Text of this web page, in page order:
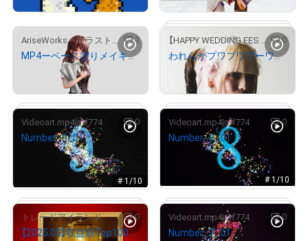
AriseWorks イラストレーター 1
MP4ーベース塗りメイキングー絵描きが絵描きを描く
# 16/30
【HAPPY WEDDING FES 2024】 NFTガチャ 0
われらがプワプワプーワプワ 限定メッセージガチャ 桃園ゆな③
1,000
# 1/10
Videoart.mp4|mf774 0
Number_9_01
売出し（初回販売）
# 1/10
Videoart.mp4|mf774 0
Number_8_01
売出し（初回販売）
トレードアイランド 0
【2025.05】収益額Top100「ゴールドカップ 2025」 デジタルトロフィー
Videoart.mp4|mf774 0
Number_7_01